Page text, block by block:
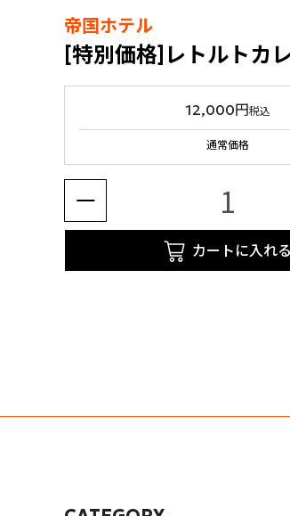
帝国ホテル
[特別価格]レトルトカ
12,000円税込
通常価格
カートに入れる